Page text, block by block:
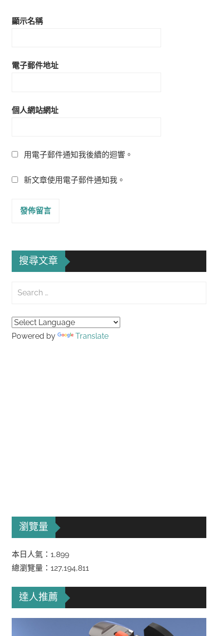
顯示名稱
電子郵件地址
個人網站網址
用電子郵件通知我後續的迴響。
新文章使用電子郵件通知我。
搜尋文章
Search
Powered by Translate
瀏覽量
本日人氣：1,899
總瀏覽量：127,194,811
達人推薦